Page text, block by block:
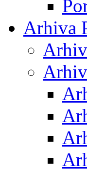
Arhiva